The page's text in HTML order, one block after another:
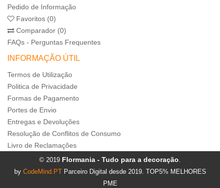
Pedido de Informação
Favoritos (0)
Comparador (0)
FAQs - Perguntas Frequentes
INFORMAÇÃO ÚTIL
Termos de Utilização
Politica de Privacidade
Formas de Pagamento
Portes de Envio
Entregas e Devoluções
Resolução de Conflitos de Consumo
Livro de Reclamações
© 2019 Flormania - Tudo para a decoração.
by CodeMind.PT Parceiro Digital desde 2019. TOP5% MELHORES
PME